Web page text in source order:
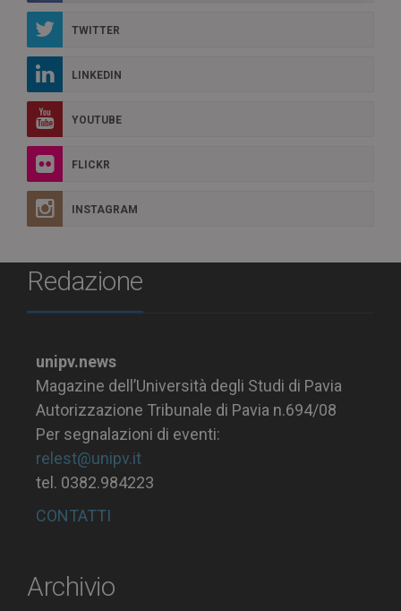
TWITTER
LINKEDIN
YOUTUBE
FLICKR
INSTAGRAM
Redazione
unipv.news
Magazine dell’Università degli Studi di Pavia
Autorizzazione Tribunale di Pavia n.694/08
Per segnalazioni di eventi:
relest@unipv.it
tel. 0382.984223
CONTATTI
Archivio